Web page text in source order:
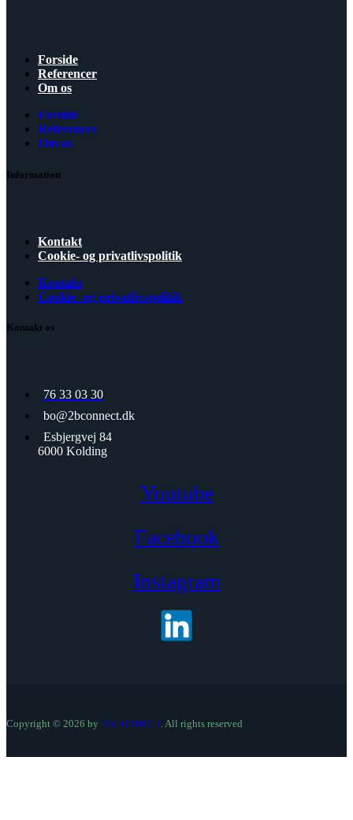
Forside
Referencer
Om os
Forside
Referencer
Om os
Information
Kontakt
Cookie- og privatlivspolitik
Kontakt
Cookie- og privatlivspolitik
Kontakt os
76 33 03 30
bo@2bconnect.dk
Esbjergvej 84
6000 Kolding
Youtube
Facebook
Instagram
Copyright © 2026 by 2BCONNECT. All rights reserved